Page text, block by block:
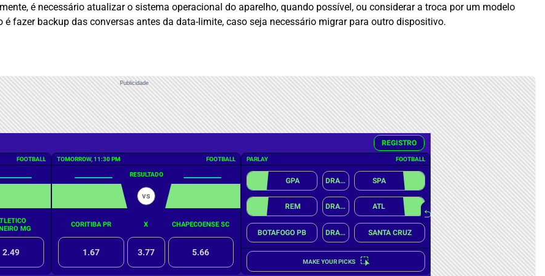
é necessário atualizar o sistema operacional do aparelho, quando possível, ou considerar a troca por um modelo
é fazer backup das conversas antes da data-limite, caso seja necessário migrar para outro dispositivo.
Publicidade